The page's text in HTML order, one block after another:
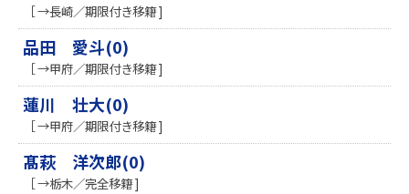
［ →長崎／期限付き移籍 ]
品田 愛斗(0)
［ →甲府／期限付き移籍 ]
蓮川 壮大(0)
［ →甲府／期限付き移籍 ]
髙萩 洋次郎(0)
［ →栃木／完全移籍 ]